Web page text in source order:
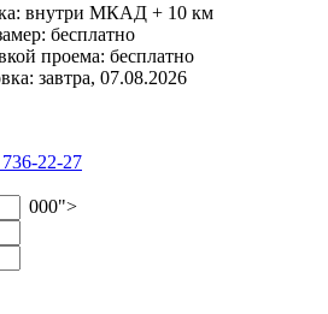
внутри МКАД + 10 км
бесплатно
проема: бесплатно
завтра, 07.08.2026
22-27
000">